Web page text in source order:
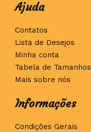
Ajuda
Contatos
Lista de Desejos
Minha conta
Tabela de Tamanhos
Mais sobre nós
Informações
Condições Gerais